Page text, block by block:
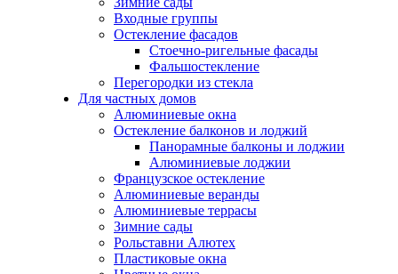
Входные группы
Остекление фасадов
Стоечно-ригельные фасады
Фальшостекление
Перегородки из стекла
Для частных домов
Алюминиевые окна
Остекление балконов и лоджий
Панорамные балконы и лоджии
Алюминиевые лоджии
Французское остекление
Алюминиевые веранды
Алюминиевые террасы
Зимние сады
Рольставни Алютех
Пластиковые окна